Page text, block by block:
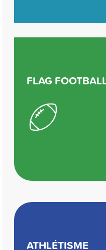
FLAG
ATHLÉTISME